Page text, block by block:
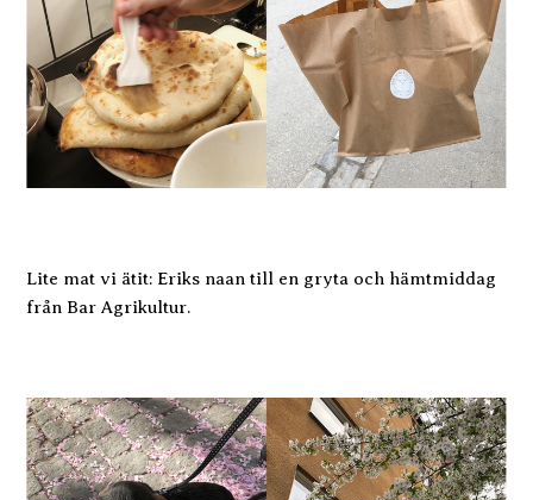
Lite mat vi ätit: Eriks naan till en gryta och hämtmiddag
från Bar Agrikultur.